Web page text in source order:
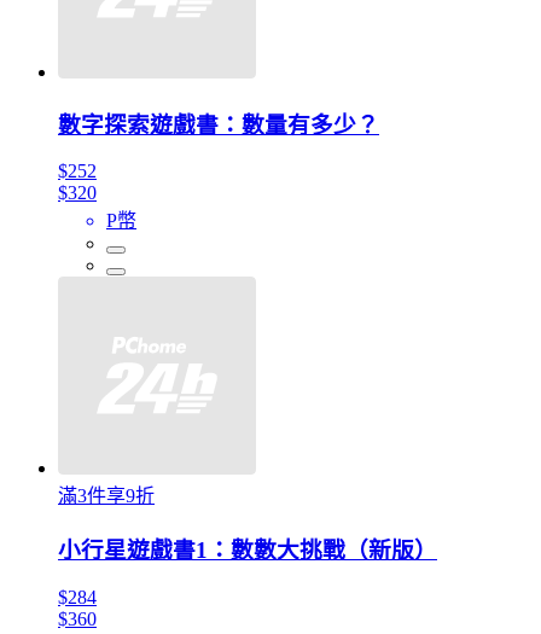
數字探索遊戲書：數量有多少？
$252
$320
P幣
滿3件享9折
小行星遊戲書1：數數大挑戰（新版）
$284
$360